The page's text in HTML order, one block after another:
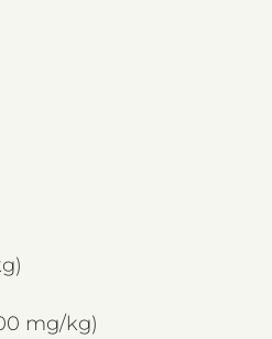
mg/kg)